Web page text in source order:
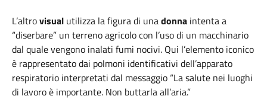
L’altrovisual utilizza la figura di unadonna intenta a
“diserbare” un terreno agricolo con l’uso di un macchinario
dal quale vengono inalati fumi nocivi. Qui l’elemento iconico
è rappresentato dai polmoni identificativi dell’apparato
respiratorio interpretati dal messaggio “La salute nei luoghi
di lavoro è importante. Non buttarla all’aria.”